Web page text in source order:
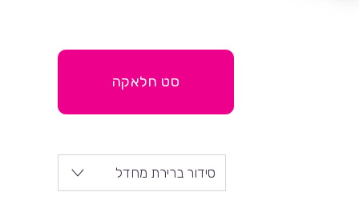
סט חלאקה
סידור ברירת מחדל